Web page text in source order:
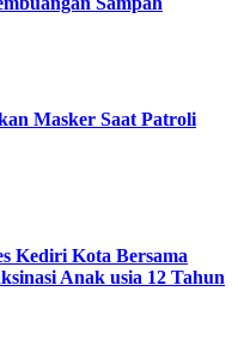
Masker Saat Patroli
Kediri Kota Bersama
Anak usia 12 Tahun